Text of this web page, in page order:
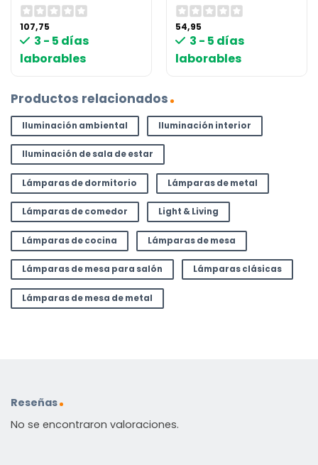
107,75
3 - 5 días
laborables
54,95
3 - 5 días
laborables
Productos relacionados
Iluminación ambiental Iluminación interior
Iluminación de sala de estar
Lámparas de dormitorio Lámparas de metal
Lámparas de comedor Light & Living
Lámparas de cocina Lámparas de mesa
Lámparas de mesa para salón Lámparas clásicas
Lámparas de mesa de metal
Reseñas
No se encontraron valoraciones.